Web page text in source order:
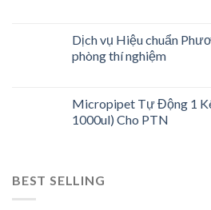
Dịch vụ Hiệu chuẩn
phòng thí nghiệm
Micropipet Tự Động 1
1000ul) Cho PTN
BEST SELLING